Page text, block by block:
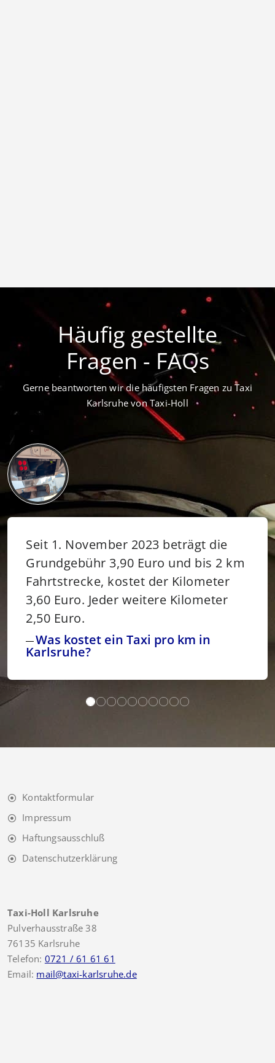
Häufig gestellte
Fragen - FAQs
Gerne beantworten wir die häufigsten Fragen zu Taxi
Karlsruhe von Taxi-Holl
Seit 1. November 2023 beträgt die
Grundgebühr 3,90 Euro und bis 2 km
Fahrtstrecke, kostet der Kilometer
3,60 Euro. Jeder weitere Kilometer
2,50 Euro.
Was kostet ein Taxi pro km in
Karlsruhe?
Kontaktformular
Impressum
Haftungsausschluß
Datenschutzerklärung
Taxi-Holl Karlsruhe
Pulverhausstraße 38
76135 Karlsruhe
Telefon: 0721 / 61 61 61
Email: mail@taxi-karlsruhe.de